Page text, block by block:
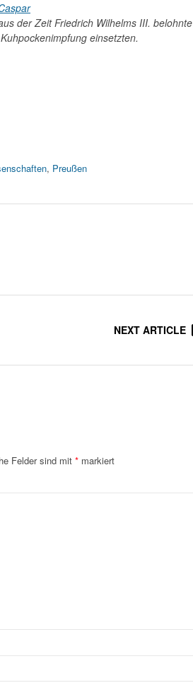
der Zeit Friedrich Wilhelms III. belohnte
einsetzten.
, Preußen
NEXT ARTICLE
Felder sind mit * markiert